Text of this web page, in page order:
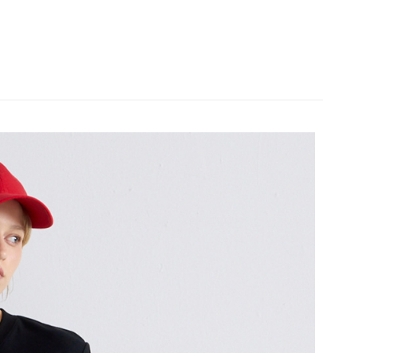
任。
即時審查核予不同之上限額度；若仍有額度不足之情形，本公司將視審查
結果請求用戶進行身份認證。
５．嚴禁一人註冊多個帳號或使用他人資訊註冊。若發現惡意使用之情
形，恩沛科技股份有限公司將有權停止該用戶之使用額度並採取法律行
動。